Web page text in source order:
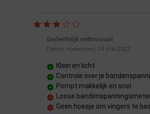
Gedeeltelijk enthousiast
Dennis Waterman | 14 mei 2022
Klein en licht
Controle over je
Pompt makkelijk en snel
Losse
Geen hoesje om vingers te